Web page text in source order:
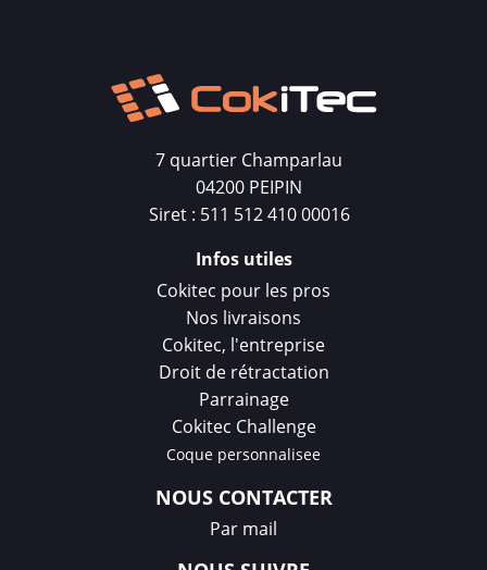
7 quartier Champarlau
04200 PEIPIN
Siret : 511 512 410 00016
Infos utiles
Cokitec pour les pros
Nos livraisons
Cokitec, l'entreprise
Droit de rétractation
Parrainage
Cokitec Challenge
Coque personnalisee
NOUS CONTACTER
Par mail